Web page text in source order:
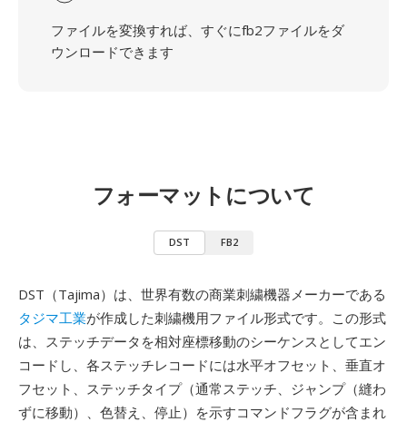
ファイルを変換すれば、すぐにfb2ファイルをダ
ウンロードできます
フォーマットについて
DST FB2
DST（Tajima）は、世界有数の商業刺繍機器メーカーである
タジマ工業が作成した刺繍機用ファイル形式です。この形式
は、ステッチデータを相対座標移動のシーケンスとしてエン
コードし、各ステッチレコードには水平オフセット、垂直オ
フセット、ステッチタイプ（通常ステッチ、ジャンプ（縫わ
ずに移動）、色替え、停止）を示すコマンドフラグが含まれ